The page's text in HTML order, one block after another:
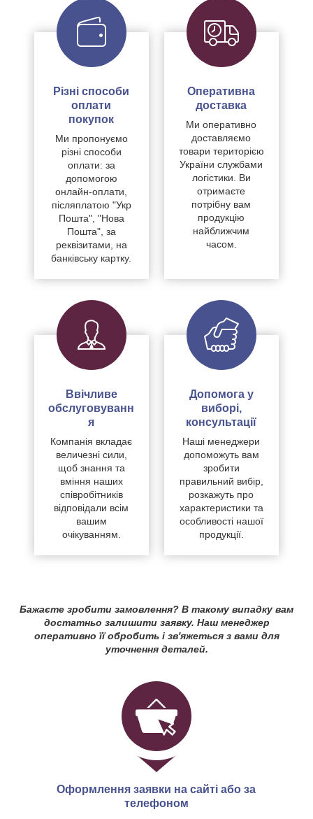
Різні способи
оплати
покупок
Ми пропонуємо
різні способи
оплати: за
допомогою
онлайн-оплати,
післяплатою "Укр
Пошта", "Нова
Пошта", за
реквізитами, на
банківську картку.
Оперативна
доставка
Ми оперативно
доставляємо
товари територією
України службами
логістики. Ви
отримаєте
потрібну вам
продукцію
найближчим
часом.
Ввічливе
обслуговуванн
я
Компанія вкладає
величезні сили,
щоб знання та
вміння наших
співробітників
відповідали всім
вашим
очікуванням.
Допомога у
виборі,
консультації
Наші менеджери
допоможуть вам
зробити
правильний вибір,
розкажуть про
характеристики та
особливості нашої
продукції.
Бажаєте зробити замовлення? В такому випадку вам
достатньо залишити заявку. Наш менеджер
оперативно її обробить і зв'яжеться з вами для
уточнення деталей.
Оформлення заявки на сайті або за
телефоном